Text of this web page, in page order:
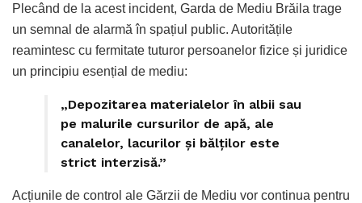
Plecând de la acest incident, Garda de Mediu Brăila trage
un semnal de alarmă în spațiul public. Autoritățile
reamintesc cu fermitate tuturor persoanelor fizice și juridice
un principiu esențial de mediu:
„Depozitarea materialelor în albii sau
pe malurile cursurilor de apă, ale
canalelor, lacurilor și bălților este
strict interzisă.”
Acțiunile de control ale Gărzii de Mediu vor continua pentru